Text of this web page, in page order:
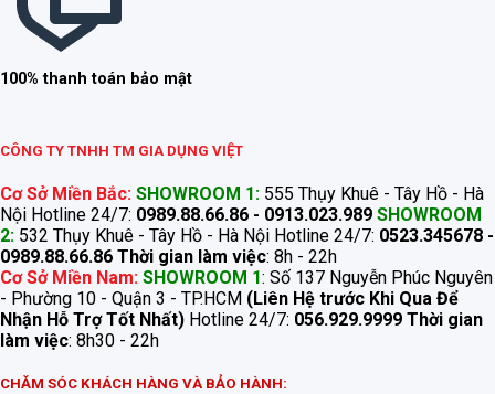
100% thanh toán bảo mật
CÔNG TY TNHH TM GIA DỤNG VIỆT
Cơ Sở Miền Bắc: SHOWROOM 1: 555 Thụy Khuê - Tây Hồ - Hà
Nội Hotline 24/7: 0989.88.66.86 - 0913.023.989 SHOWROOM
2: 532 Thụy Khuê - Tây Hồ - Hà Nội Hotline 24/7: 0523.345678 -
0989.88.66.86 Thời gian làm việc: 8h - 22h
Cơ Sở Miền Nam: SHOWROOM 1: Số 137 Nguyễn Phúc Nguyên
- Phường 10 - Quận 3 - TP.HCM (Liên Hệ trước Khi Qua Để
Nhận Hỗ Trợ Tốt Nhất) Hotline 24/7: 056.929.9999 Thời gian
làm việc: 8h30 - 22h
CHĂM SÓC KHÁCH HÀNG VÀ BẢO HÀNH: